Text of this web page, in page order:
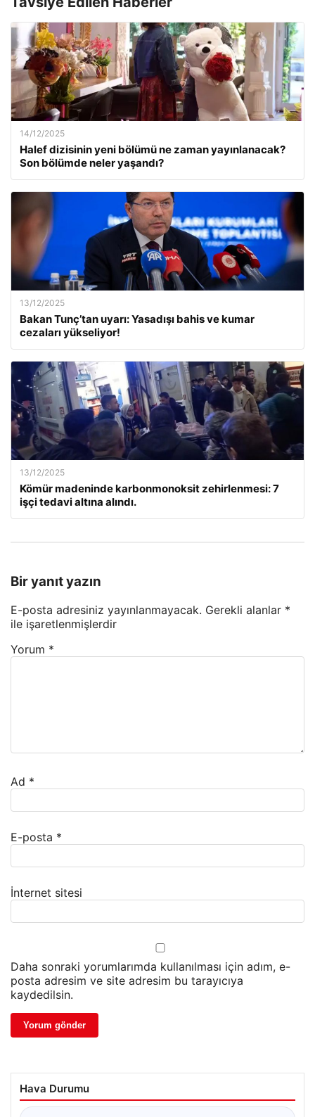
14/12/2025
Halef dizisinin yeni bölümü ne zaman yayınlanacak?
Son bölümde neler yaşandı?
13/12/2025
Bakan Tunç’tan uyarı: Yasadışı bahis ve kumar
cezaları yükseliyor!
13/12/2025
Kömür madeninde karbonmonoksit zehirlenmesi: 7
işçi tedavi altına alındı.
Bir yanıt yazın
E-posta adresiniz yayınlanmayacak. Gerekli alanlar *
ile işaretlenmişlerdir
Yorum *
Ad *
E-posta *
İnternet sitesi
Daha sonraki yorumlarımda kullanılması için adım, e-
posta adresim ve site adresim bu tarayıcıya
kaydedilsin.
Hava Durumu